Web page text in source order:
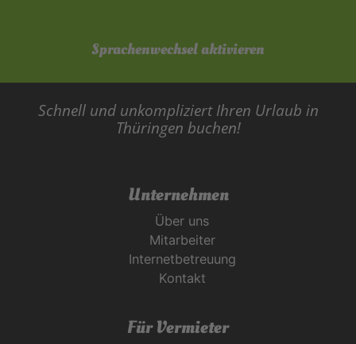
Sprachenwechsel aktivieren
Schnell und unkompliziert Ihren Urlaub in
Thüringen buchen!
Unternehmen
Über uns
Mitarbeiter
Internetbetreuung
Kontakt
Für Vermieter